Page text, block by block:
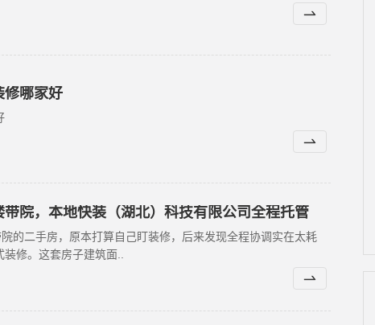
修哪家好
院，本地快装（湖北）科技有限公司全程托管
的二手房，原本打算自己盯装修，后来发现全程协调实在太耗
修。这套房子建筑面..